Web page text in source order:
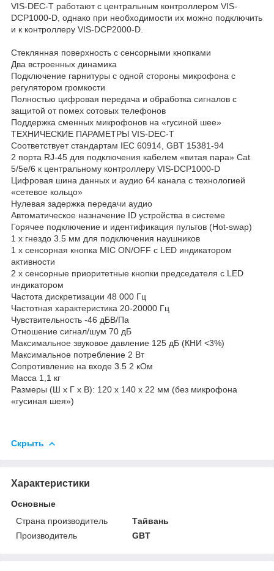
VIS-DEC-T работают с центральным контроллером VIS-
DCP1000-D, однако при необходимости их можно подключить
и к контроллеру VIS-DCP2000-D.
Стеклянная поверхность с сенсорными кнопками
Два встроенных динамика
Подключение гарнитуры с одной стороны микрофона c
регулятором громкости
Полностью цифровая передача и обработка сигналов с
защитой от помех сотовых телефонов
Поддержка сменных микрофонов на «гусиной шее»
ТЕХНИЧЕСКИЕ ПАРАМЕТРЫ VIS-DEC-T
Соответствует стандартам IEC 60914, GBT 15381-94
2 порта RJ-45 для подключения кабелем «витая пара» Cat
5/5e/6 к центральному контроллеру VIS-DCP1000-D
Цифровая шина данных и аудио 64 канала с технологией
«сетевое кольцо»
Нулевая задержка передачи аудио
Автоматическое назначение ID устройства в системе
Горячее подключение и идентификация пультов (Hot-swap)
1 x гнездо 3.5 мм для подключения наушников
1 x сенсорная кнопка MIC ON/OFF с LED индикатором
активности
2 x сенсорные приоритетные кнопки председателя с LED
индикатором
Частота дискретизации 48 000 Гц
Частотная характеристика 20-20000 Гц
Чувствительность -46 дБВ/Па
Отношение сигнал/шум 70 дБ
Максимальное звуковое давление 125 дБ (КНИ <3%)
Максимальное потребление 2 Вт
Сопротивление на входе 3.5 2 кОм
Масса 1,1 кг
Размеры (Ш х Г х В): 120 х 140 х 22 мм (без микрофона
«гусиная шея»)
Скрыть
Характеристики
Основные
Страна производитель
Тайвань
Производитель
GBT